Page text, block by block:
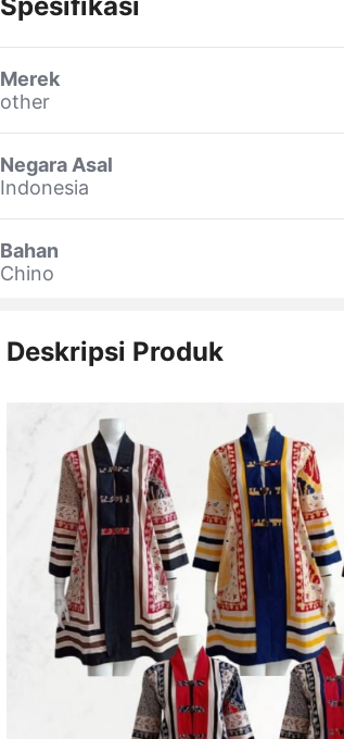
Merek
other
Negara Asal
Indonesia
Bahan
Chino
Deskripsi Produk